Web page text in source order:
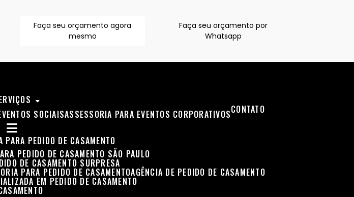
Faça seu orçamento agora
mesmo
Faça seu orçamento por
Whatsapp
SOCIAIS ASSESSORIA PARA EVENTOS CORPORATIVOS CONTATO
PARA PEDIDO DE CASAMENTO
PEDIDO DE CASAMENTO SÃO PAULO
DE CASAMENTO SURPRESA
PARA PEDIDO DE CASAMENTO AGÊNCIA DE PEDIDO DE CASAMENTO
EM PEDIDO DE CASAMENTO